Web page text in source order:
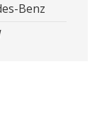
Benz